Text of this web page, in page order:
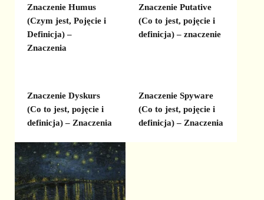
Znaczenie Humus
(Czym jest, Pojęcie i
Definicja) –
Znaczenia
Znaczenie Putative
(Co to jest, pojęcie i
definicja) – znaczenie
Znaczenie Dyskurs
(Co to jest, pojęcie i
definicja) – Znaczenia
Znaczenie Spyware
(Co to jest, pojęcie i
definicja) – Znaczenia